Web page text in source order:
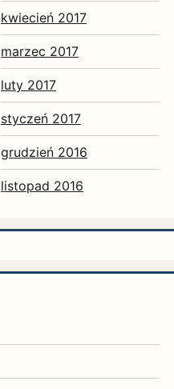
kwiecień 2017
marzec 2017
luty 2017
styczeń 2017
grudzień 2016
listopad 2016